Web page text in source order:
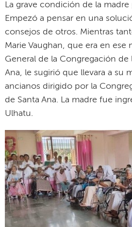
La grave condición de la
Empezó a pensar en una
consejos de otros. Mientras
Marie Vaughan, que era en ese
General de la Congregación de
Ana, le sugirió que llevara a su
ancianos dirigido por la
de Santa Ana. La madre fue
Ulhatu.